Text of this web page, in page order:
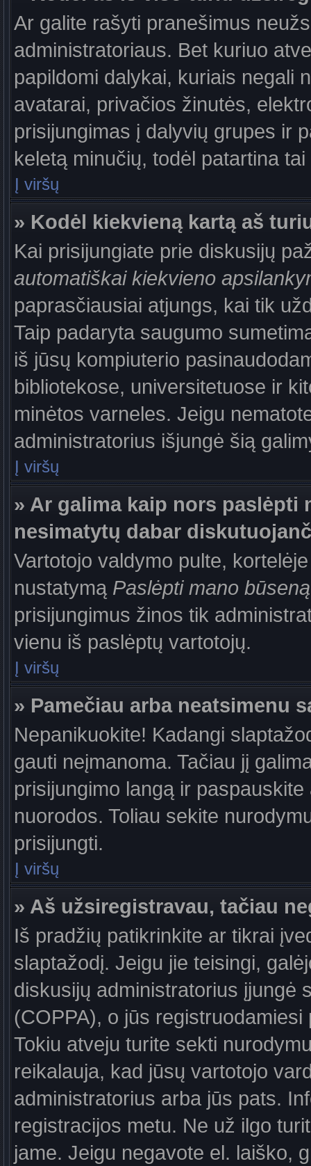
Ar galite rašyti pranešimus
administratoriaus. Bet kuriuo
papildomi dalykai, kuriais negali
avatarai, privačios žinutės,
prisijungimas į dalyvių grupes ir
keletą minučių, todėl patartina
Į viršų
» Kodėl kiekvieną kartą aš
Kai prisijungiate prie diskusijų
automatiškai kiekvieno
paprasčiausiai atjungs, kai tik
Taip padaryta saugumo
iš jūsų kompiuterio
bibliotekose, universitetuose ir
minėtos varneles. Jeigu
administratorius išjungė šią
Į viršų
» Ar galima kaip nors paslėpti
nesimatytų dabar
Vartotojo valdymo pulte,
nustatymą Paslėpti mano būseną
prisijungimus žinos tik
vienu iš paslėptų vartotojų.
Į viršų
» Pamečiau arba neatsimenu
Nepanikuokite! Kadangi
gauti neįmanoma. Tačiau jį
prisijungimo langą ir
nuorodos. Toliau sekite
prisijungti.
Į viršų
» Aš užsiregistravau, tačiau
Iš pradžių patikrinkite ar tikrai
slaptažodį. Jeigu jie teisingi,
diskusijų administratorius įjungė
(COPPA), o jūs
Tokiu atveju turite sekti
reikalauja, kad jūsų vartotojo
administratorius arba jūs pats.
registracijos metu. Ne už ilgo
jame. Jeigu negavote el. laiško,